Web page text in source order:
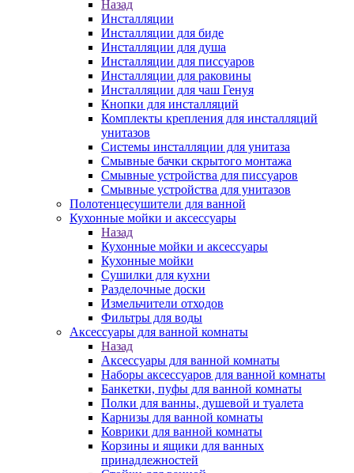
Назад
Инсталляции
Инсталляции для биде
Инсталляции для душа
Инсталляции для писсуаров
Инсталляции для раковины
Инсталляции для чаш Генуя
Кнопки для инсталляций
Комплекты крепления для инсталляций
унитазов
Системы инсталляции для унитаза
Смывные бачки скрытого монтажа
Смывные устройства для писсуаров
Смывные устройства для унитазов
Полотенцесушители для ванной
Кухонные мойки и аксессуары
Назад
Кухонные мойки и аксессуары
Кухонные мойки
Сушилки для кухни
Разделочные доски
Измельчители отходов
Фильтры для воды
Аксессуары для ванной комнаты
Назад
Аксессуары для ванной комнаты
Наборы аксессуаров для ванной комнаты
Банкетки, пуфы для ванной комнаты
Полки для ванны, душевой и туалета
Карнизы для ванной комнаты
Коврики для ванной комнаты
Корзины и ящики для ванных
принадлежностей